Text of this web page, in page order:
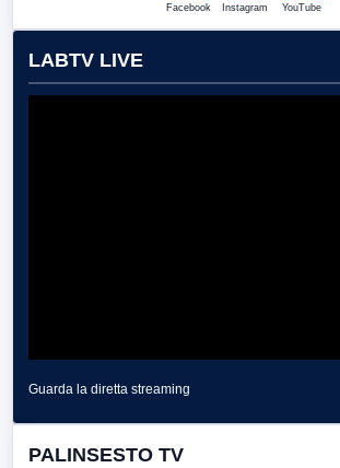
Facebook Instagram YouTube
LABTV LIVE
Guarda la diretta streaming
PALINSESTO TV